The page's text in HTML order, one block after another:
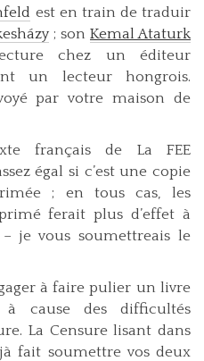
est en train de traduir
; son Kemal Ataturk
chez un éditeur
un lecteur hongrois.
par votre maison de
français de La FEE
égal si c’est une copie
; en tous cas, les
ferait plus d’effet à
je vous soumettreais le
à faire pulier un livre
cause des difficultés
La Censure lisant dans
fait soumettre vos deux